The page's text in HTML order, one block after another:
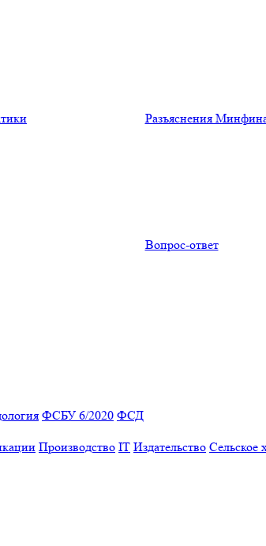
Разъяснения
Вопрос-ответ
ФСБУ 6/2020 ФСД
Производство IT Издательство Сельское